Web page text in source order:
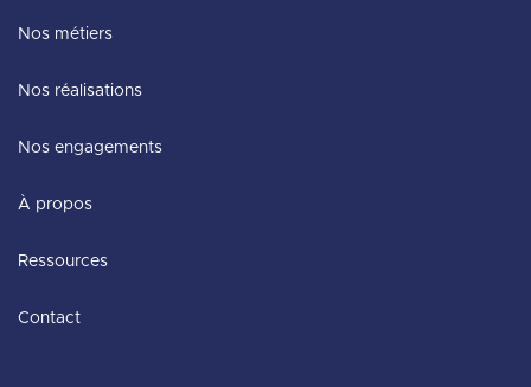
Nos métiers
Nos réalisations
Nos engagements
À propos
Ressources
Contact